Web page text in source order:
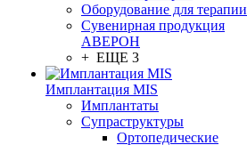
Оборудование для терапии
Сувенирная продукция
АВЕРОН
+ ЕЩЕ 3
Имплантация MIS
Имплантаты
Супраструктуры
Ортопедические